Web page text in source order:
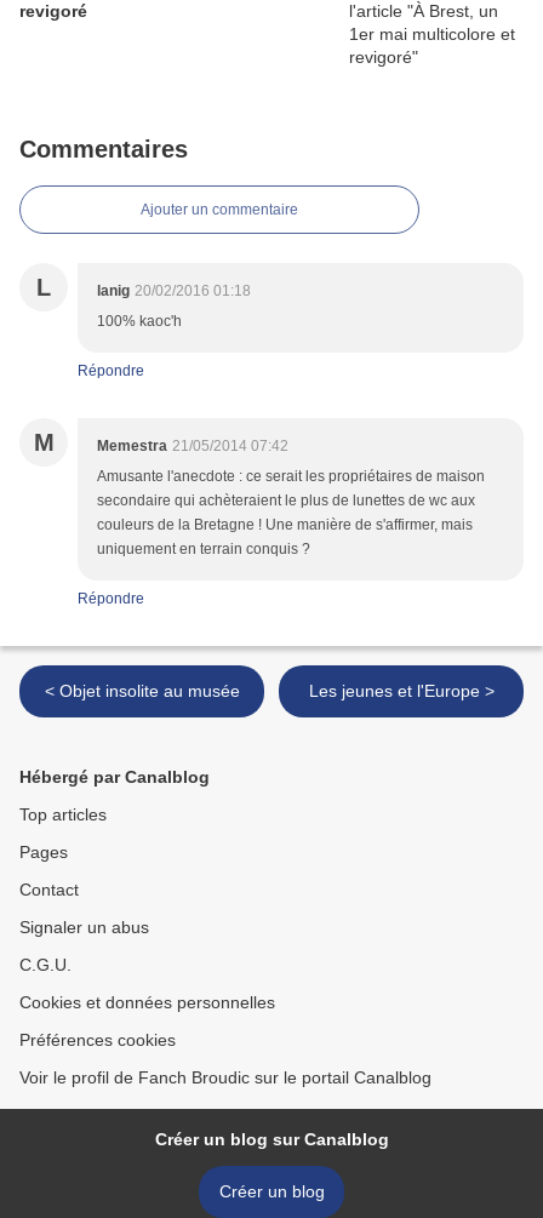
revigoré
Commentaires
Ajouter un commentaire
L lanig 20/02/2016 01:18
100% kaoc'h
Répondre
M Memestra 21/05/2014 07:42
Amusante l'anecdote : ce serait les propriétaires de maison
secondaire qui achèteraient le plus de lunettes de wc aux
couleurs de la Bretagne ! Une manière de s'affirmer, mais
uniquement en terrain conquis ?
Répondre
< Objet insolite au musée Les jeunes et l'Europe >
Hébergé par Canalblog
Top articles
Pages
Contact
Signaler un abus
C.G.U.
Cookies et données personnelles
Préférences cookies
Voir le profil de Fanch Broudic sur le portail Canalblog
Créer un blog sur Canalblog
Créer un blog